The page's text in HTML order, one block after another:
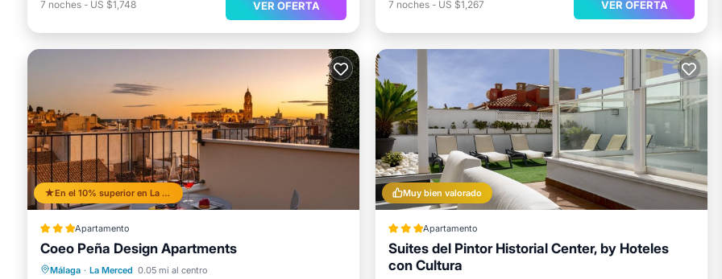
7 noches - US $1,748 VER OFERTA
7 noches - US $1,267 VER OFERTA
En el 10% superior en La Merced
Apartamento
Coeo Peña Design Apartments
Málaga · La Merced 0.05 mi al centro
Aire acondicionado
Muy bien valorado
Apartamento
Suites del Pintor Historial Center, by Hoteles
con Cultura